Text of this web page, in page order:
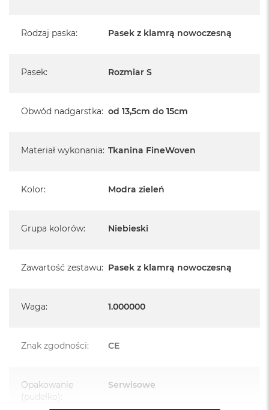
Rodzaj paska: Pasek z klamrą nowoczesną
Pasek: Rozmiar S
Obwód nadgarstka: od 13,5cm do 15cm
Materiał wykonania: Tkanina FineWoven
Kolor: Modra zieleń
Grupa kolorów: Niebieski
Zawartość zestawu: Pasek z klamrą nowoczesną
Waga: 1.000000
Znak zgodności: CE
Opakowanie
(pudełko):
Serwisowe